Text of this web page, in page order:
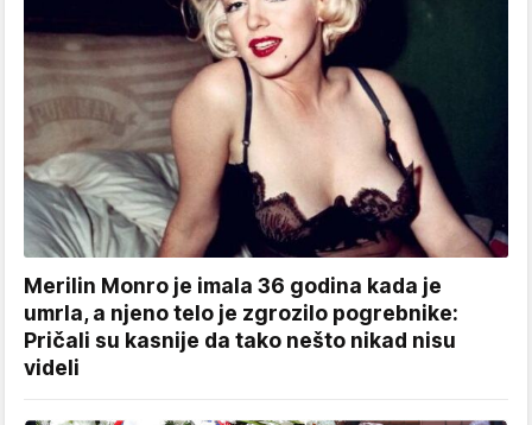
Merilin Monro je imala 36 godina kada je
umrla, a njeno telo je zgrozilo pogrebnike:
Pričali su kasnije da tako nešto nikad nisu
videli